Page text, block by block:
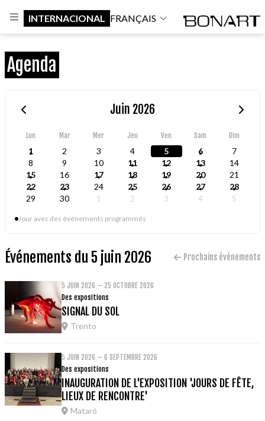
INTERNACIONAL FRANÇAIS
Agenda
Juin 2026
Lun Mar Mer Jeu Ven Sam Dim
1 2 3 4 5 6
7
8
9 10 11 12 13
14
15
16 17 18 19 20
21
22
23 24 25 26 27
28
29
30 1 2 3 4 5
Jour avec des événements programmés
Événements du 5 juin 2026 Prochains événements
5 JUIN 2026 – 25 OCTOBRE 2026
Des expositions
SIGNAL DU SOL
Trento
5 JUIN 2026 – 6 SEPTEMBRE 2026
Des expositions
INAUGURATION DE L'EXPOSITION 'JOURS DE FÊTE,
LIEUX DE RENCONTRE'
Mataró